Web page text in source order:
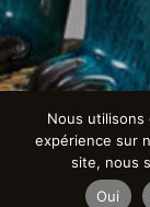
Nous utilisons
expérience sur
site, nous
Oui